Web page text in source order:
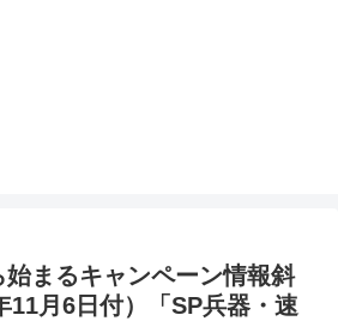
始まるキャンペーン情報斜
11月6日付）「SP兵器・速